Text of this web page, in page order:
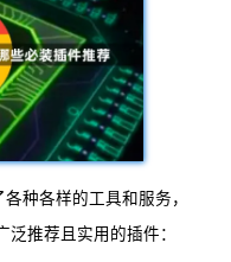
种各样的工具和服务，
推荐且实用的插件：